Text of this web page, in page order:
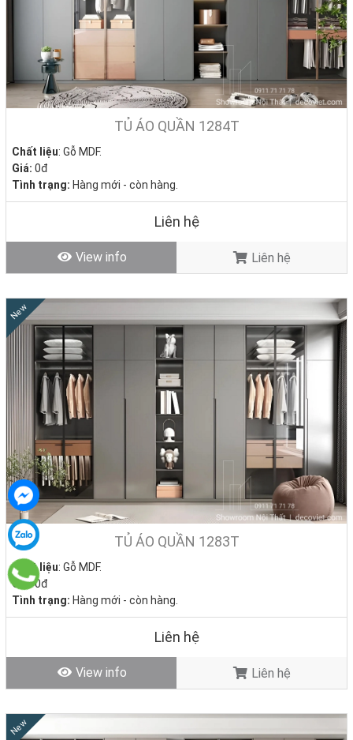
TỦ ÁO QUẦN 1284T
Chất liệu: Gỗ MDF.
Giá: 0đ
Tình trạng: Hàng mới - còn hàng.
Liên hệ
View info Liên hệ
New
TỦ ÁO QUẦN 1283T
Chất liệu: Gỗ MDF.
Giá:0đ
Tình trạng: Hàng mới - còn hàng.
Liên hệ
View info Liên hệ
New